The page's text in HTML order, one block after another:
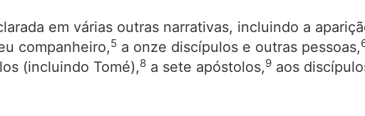
em várias outras narrativas, incluindo a
companheiro,5 a onze discípulos e outras pessoas,
(incluindo Tomé),8 a sete apóstolos,9 aos